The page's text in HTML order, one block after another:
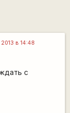
в 14:48
с